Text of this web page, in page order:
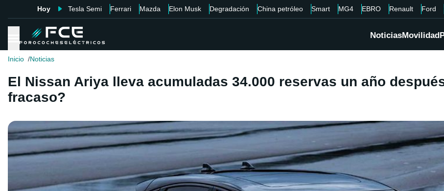
Hoy Tesla Semi Ferrari Mazda Elon Musk Degradación China petróleo Smart MG4 EBRO Renault Ford
NoticiasMovilidad
Inicio Noticias
El Nissan Ariya lleva acumuladas 34.000 reservas un año
fracaso?